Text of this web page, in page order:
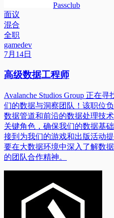
Passclub
面议
混合
全职
gamedev
7月14日
高级数据工程师
Avalanche Studios Group 正在
们的数据与洞察团队！该职位
数据管道和前沿的数据处理技
关键角色，确保我们的数据基
接到为我们的游戏和出版活动
要在大数据环境中深入了解数
的团队合作精神。